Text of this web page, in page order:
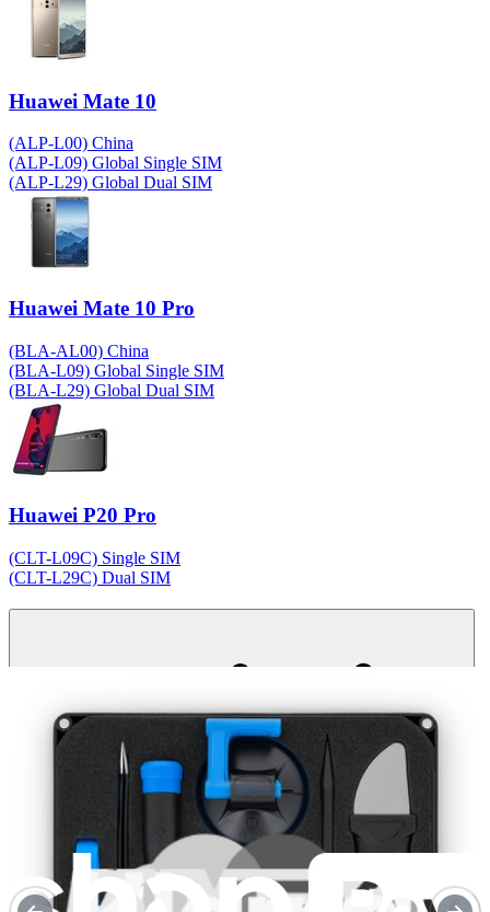
Huawei Mate 10
(ALP-L00) China
(ALP-L09) Global Single SIM
(ALP-L29) Global Dual SIM
Huawei Mate 10 Pro
(BLA-AL00) China
(BLA-L09) Global Single SIM
(BLA-L29) Global Dual SIM
Huawei P20 Pro
(CLT-L09C) Single SIM
(CLT-L29C) Dual SIM
Technische Details
HB436486ECW
Watt-Stunden
14.9 Wh
Volt
Milliampere Stunden
3900 mAh